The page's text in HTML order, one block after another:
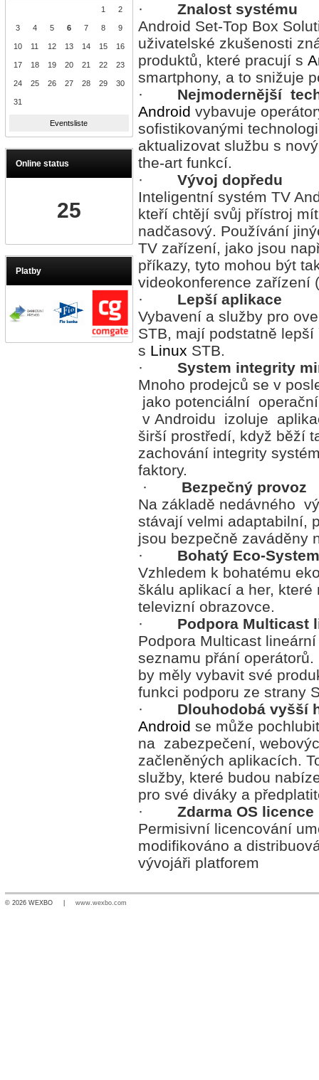
1 2
3 4 5 6 7 8 9
10 11 12 13 14 15 16
17 18 19 20 21 22 23
24 25 26 27 28 29 30
31
Eventsliste
Online status
25
Platby
·Znalost systému
Android Set-Top Box
uživatelské zkušenosti
produktů, které pracují s
smartphony, a to snižuje
· Nejmodernější
Android vybavuje
sofistikovanými
aktualizovat službu s
the-art funkcí.
·Vývoj dopředu
Inteligentní systém TV
kteří chtějí svůj přístroj
nadčasový. Používání
TV zařízení, jako jsou
příkazy, tyto mohou být
videokonference zařízení
· Lepší aplikace
Vybavení a služby pro
STB, mají podstatně
s Linux STB.
·System integrity
Mnoho prodejců se v
jako potenciální
v Androidu izoluje
širší prostředí, když běží
zachování integrity
faktory.
· Bezpečný provoz
Na základě nedávného
stávají velmi adaptabilní,
jsou bezpečně zaváděny
· Bohatý Eco-
Vzhledem k bohatému
škálu aplikací a her,
televizní obrazovce.
· Podpora Multicast
Podpora Multicast
seznamu přání
by měly vybavit své
funkci podporu ze strany
· Dlouhodobá vyšší
Android se může
na zabezpečení,
začleněných aplikacích.
služby, které budou
pro své diváky a
·Zdarma OS licence
Permisivní licencování
modifikováno a
vývojáři platforem
© 2026 WEXBO | www.wexbo.com